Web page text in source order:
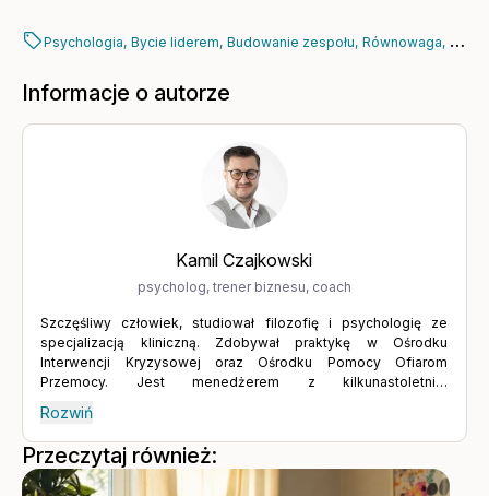
Psychologia, Bycie liderem, Budowanie zespołu, Równowaga,
Informacje o autorze
Kamil Czajkowski
psycholog, trener biznesu, coach
Szczęśliwy człowiek, studiował filozofię i psychologię ze
specjalizacją kliniczną. Zdobywał praktykę w Ośrodku
Interwencji Kryzysowej oraz Ośrodku Pomocy Ofiarom
Przemocy. Jest menedżerem z kilkunastoletnim
jako psycholog i trener biznesu oraz doradca, jest
certyfikowanym coachem ICF. Ukończył studia podyplomowe
MBA w Wyższej Szkole Bankowej, a obecnie pracuje nad
doktoratem na Uniwersytecie Gdańskim. Jest nauczycielem
Rozwiń
Przeczytaj również: